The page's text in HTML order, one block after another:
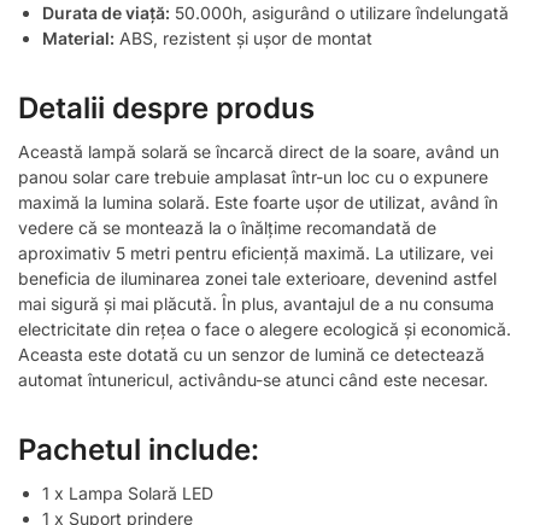
Durata de viață: 50.000h, asigurând o utilizare îndelungată
Material: ABS, rezistent și ușor de montat
Detalii despre produs
Această lampă solară se încarcă direct de la soare, având un
panou solar care trebuie amplasat într-un loc cu o expunere
maximă la lumina solară. Este foarte ușor de utilizat, având în
vedere că se montează la o înălțime recomandată de
aproximativ 5 metri pentru eficiență maximă. La utilizare, vei
beneficia de iluminarea zonei tale exterioare, devenind astfel
mai sigură și mai plăcută. În plus, avantajul de a nu consuma
electricitate din rețea o face o alegere ecologică și economică.
Aceasta este dotată cu un senzor de lumină ce detectează
automat întunericul, activându-se atunci când este necesar.
Pachetul include:
1 x Lampa Solară LED
1 x Suport prindere